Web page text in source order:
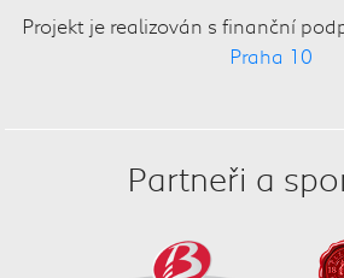
Projekt je realizován s finanční
Praha 10
Partneři a